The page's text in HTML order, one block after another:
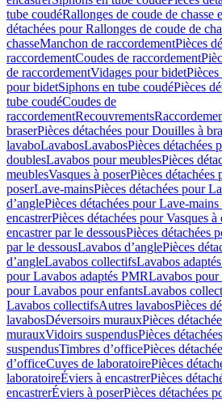
tube coudéRallonges de coude de chasse
détachées pour Rallonges de coude de
chasseManchon de raccordementPièces
raccordementCoudes de raccordement
de raccordementVidages pour bidet
pour bidetSiphons en tube coudéPièces
tube coudéCoudes de
raccordementRecouvrements
braserPièces détachées pour Douilles à
lavaboLavabosLavabosPièces détachées
doublesLavabos pour meublesPièces
meublesVasques à poserPièces détachées
poserLave-mainsPièces détachées pour
d’anglePièces détachées pour Lave-mains
encastrerPièces détachées pour Vasques à
encastrer par le dessousPièces détachées
par le dessousLavabos d’anglePièces
d’angleLavabos collectifsLavabos
pour Lavabos adaptés PMRLavabos pour
pour Lavabos pour enfantsLavabos
Lavabos collectifsAutres lavabosPièces
lavabosDéversoirs murauxPièces
murauxVidoirs suspendusPièces
suspendusTimbres dʼofficePièces
dʼofficeCuves de laboratoirePièces
laboratoireÉviers à encastrerPièces
encastrerÉviers à poserPièces détachées